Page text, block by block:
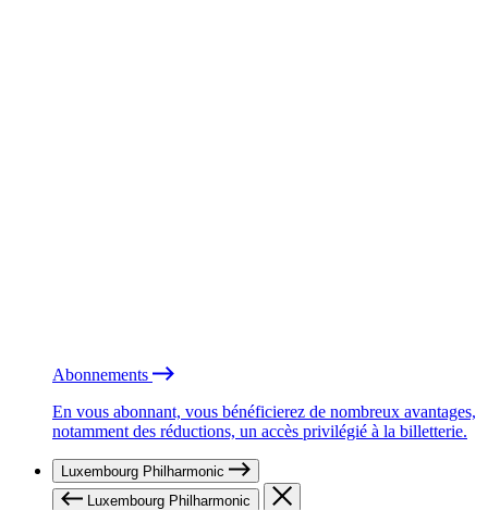
Abonnements
En vous abonnant, vous bénéficierez de nombreux avantages,
notamment des réductions, un accès privilégié à la billetterie.
Luxembourg Philharmonic
Luxembourg Philharmonic